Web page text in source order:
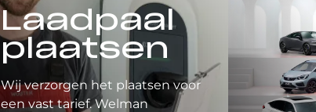
Laadpaal
plaatsen
Wij verzorgen het plaatsen voor
een vast tarief. Welman